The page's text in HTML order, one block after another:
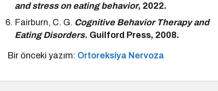
and stress on eating behavior, 2022.
Fairburn, C. G. Cognitive Behavior Therapy and
Eating Disorders. Guilford Press, 2008.
Bir önceki yazım: Ortoreksiya Nervoza